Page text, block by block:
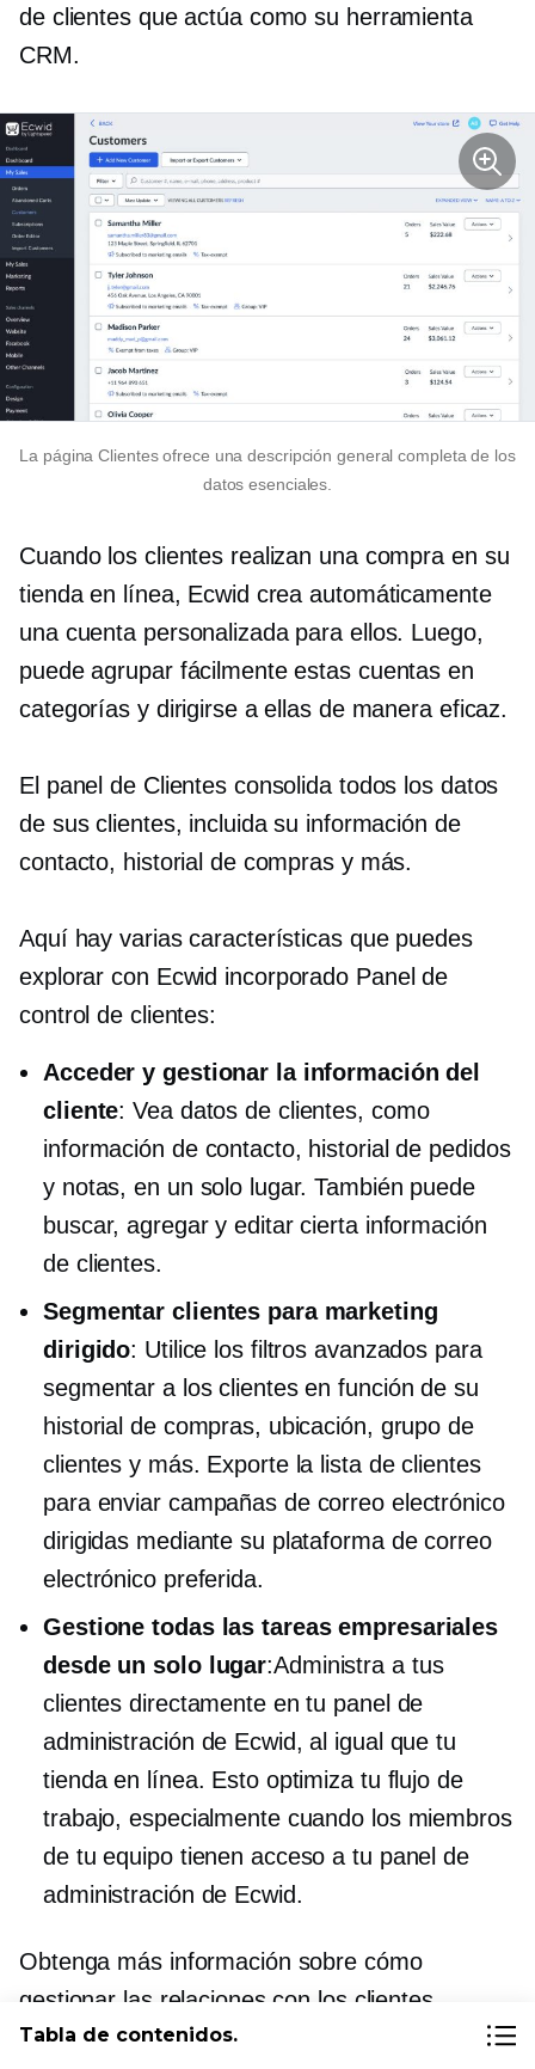
de clientes que actúa como su herramienta
CRM.
La página Clientes ofrece una descripción general completa de los
datos esenciales.
Cuando los clientes realizan una compra en su
tienda en línea, Ecwid crea automáticamente
una cuenta personalizada para ellos. Luego,
puede agrupar fácilmente estas cuentas en
categorías y dirigirse a ellas de manera eficaz.
El panel de Clientes consolida todos los datos
de sus clientes, incluida su información de
contacto, historial de compras y más.
Aquí hay varias características que puedes
explorar con Ecwid incorporado Panel de
control de clientes:
Acceder y gestionar la información del
cliente: Vea datos de clientes, como
información de contacto, historial de pedidos
y notas, en un solo lugar. También puede
buscar, agregar y editar cierta información
de clientes.
Segmentar clientes para marketing
dirigido: Utilice los filtros avanzados para
segmentar a los clientes en función de su
historial de compras, ubicación, grupo de
clientes y más. Exporte la lista de clientes
para enviar campañas de correo electrónico
dirigidas mediante su plataforma de correo
electrónico preferida.
Gestione todas las tareas empresariales
desde un solo lugar:Administra a tus
clientes directamente en tu panel de
administración de Ecwid, al igual que tu
tienda en línea. Esto optimiza tu flujo de
trabajo, especialmente cuando los miembros
de tu equipo tienen acceso a tu panel de
administración de Ecwid.
Obtenga más información sobre cómo
gestionar las relaciones con los clientes
mediante Ecwid de Lightspeed en este
Tabla de contenidos.